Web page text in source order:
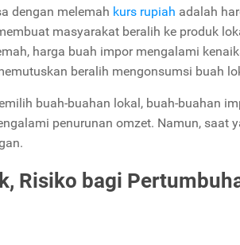
dengan melemah kurs rupiah adalah
masyarakat beralih ke produk
harga buah impor mengalami
beralih mengonsumsi buah
buah-buahan lokal, buah-buahan
penurunan omzet. Namun, saat
Risiko bagi